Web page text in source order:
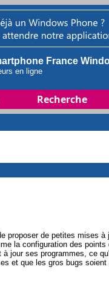
France
en ligne
Recherche
proposer de petites mises à
la configuration des
jour ses programmes, ce
et que les gros bugs soient